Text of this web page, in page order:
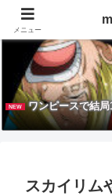
NEW ワンピースで結
スカイリム
メニュー